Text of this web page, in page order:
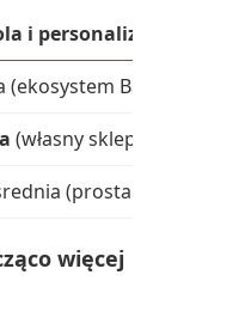
i personalizacja
(ekosystem Bandcamp)
(własny sklep, szablony)
(prosta konfiguracja)
więcej